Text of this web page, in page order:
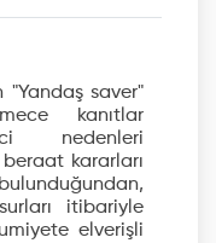
"Yandaş saver"
kanıtlar
nedenleri
kararları
itibariyle
elverişli